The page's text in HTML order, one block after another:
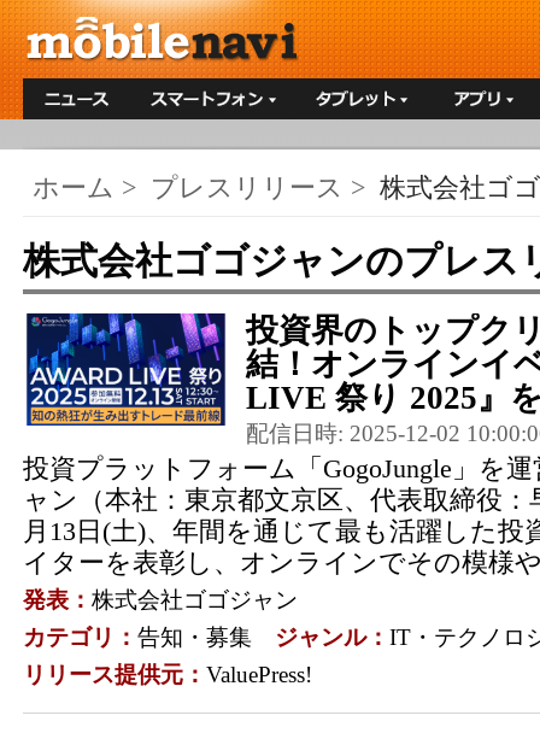
ホーム > プレスリリース > 株式会社ゴ
株式会社ゴゴジャンのプレス
投資界のトップク
結！オンラインイ
LIVE 祭り 2025』
配信日時: 2025-12-02
投資プラットフォーム「GogoJungle」を
ャン（本社：東京都文京区、代表取締役：
月13日(土)、年間を通じて最も活躍した
イターを表彰し、オンラインでその模様
発表： 株式会社ゴゴジャン
カテゴリ： 告知・募集 ジャンル： IT・テクノロ
リリース提供元： ValuePress!